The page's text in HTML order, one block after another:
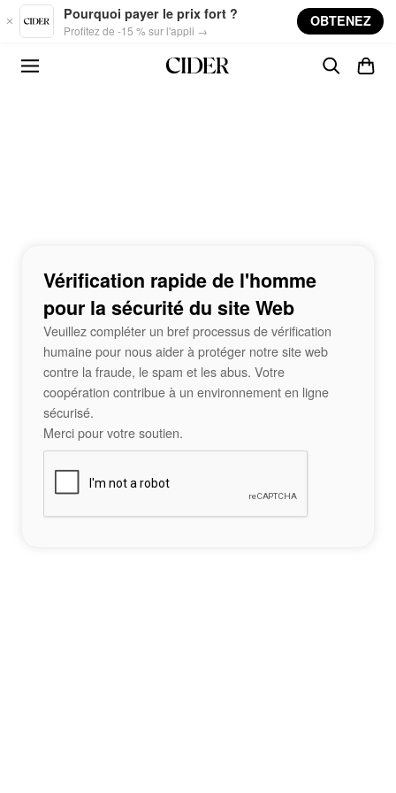
Skip to main content
Pourquoi payer le prix fort ?
Profitez de -15 % sur l'appli →
OBTENEZ
Vérification rapide de l'homme
pour la sécurité du site Web
Veuillez compléter un bref processus de vérification
humaine pour nous aider à protéger notre site web
contre la fraude, le spam et les abus. Votre
coopération contribue à un environnement en ligne
sécurisé.
Merci pour votre soutien.